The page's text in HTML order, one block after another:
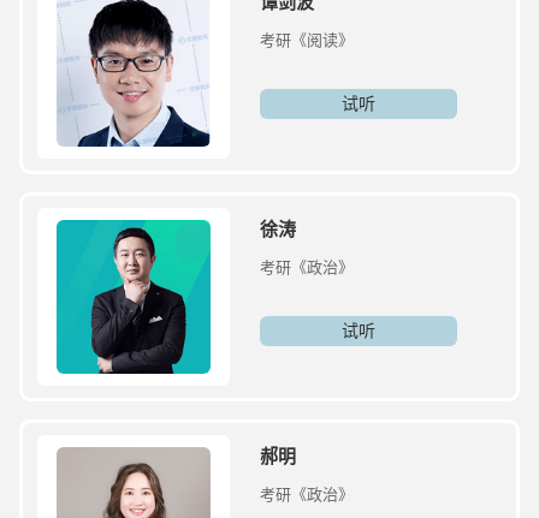
考研《阅读》
试听
徐涛
考研《政治》
试听
郝明
考研《政治》